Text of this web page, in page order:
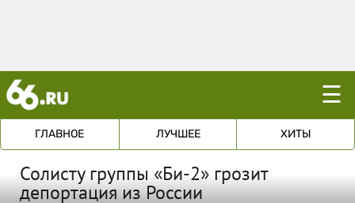
☰
ГЛАВНОЕ ЛУЧШЕЕ ХИТЫ
Солисту группы «Би-2» грозит
депортация из России